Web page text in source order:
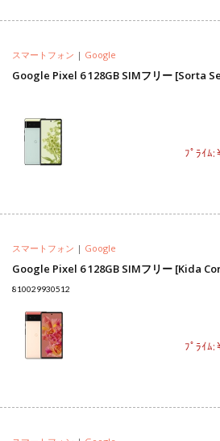
スマートフォン | Google
Google Pixel 6 128GB SIMフリー [Sorta
ﾌﾟﾗｲﾑ:
スマートフォン | Google
Google Pixel 6 128GB SIMフリー [Kida
810029930512
ﾌﾟﾗｲﾑ: